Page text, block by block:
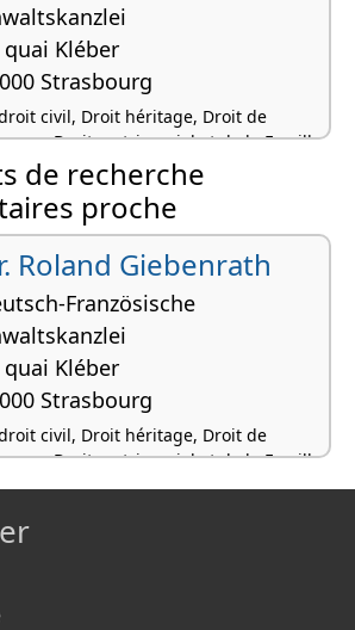
quai Kléber
Strasbourg
civil, Droit héritage, Droit de
Droit matrimonial et de la Famille,
de l'insolvabilité
de recherche
proche
Roland Giebenrath
Französische
quai Kléber
Strasbourg
civil, Droit héritage, Droit de
Droit matrimonial et de la Famille,
de l'insolvabilité